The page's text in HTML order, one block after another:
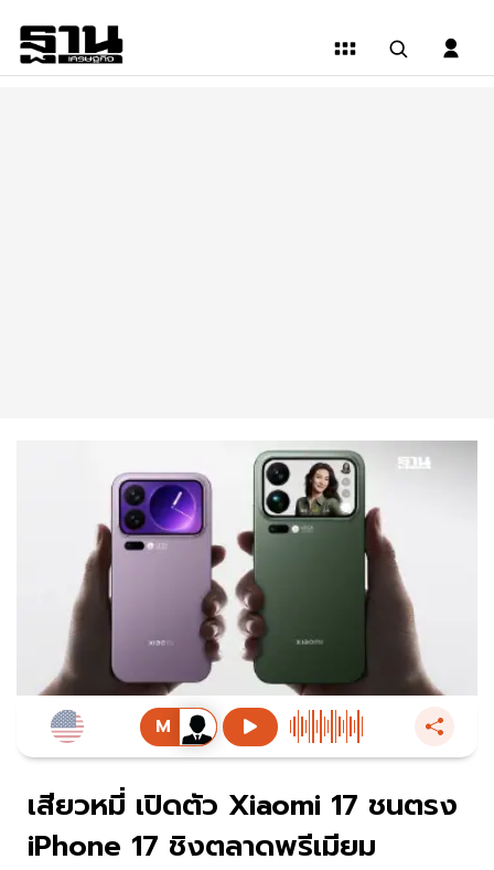
เสียวหมี่ เปิดตัว Xiaomi 17 ชนตรง
iPhone 17 ชิงตลาดพรีเมียม